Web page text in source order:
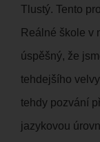
Tlustý. Tento
Reálné škole v
úspěšný, že
tehdejšího
tehdy pozvání
jazykovou